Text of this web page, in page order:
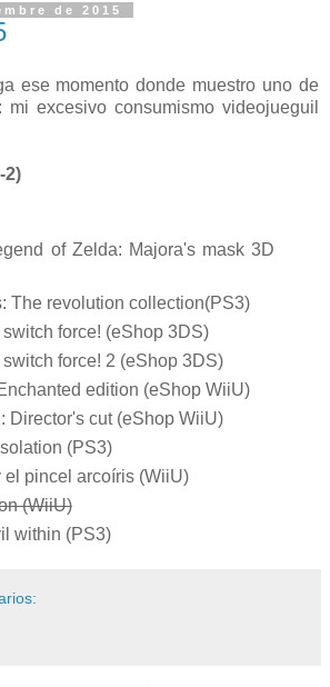
de 2015
ese momento donde muestro uno de
mi excesivo consumismo videojueguil
2)
of Zelda: Majora's mask 3D
The revolution collection(PS3)
force! (eShop 3DS)
force! 2 (eShop 3DS)
edition (eShop WiiU)
Director's cut (eShop WiiU)
(PS3)
el pincel arcoíris (WiiU)
(WiiU)
within (PS3)